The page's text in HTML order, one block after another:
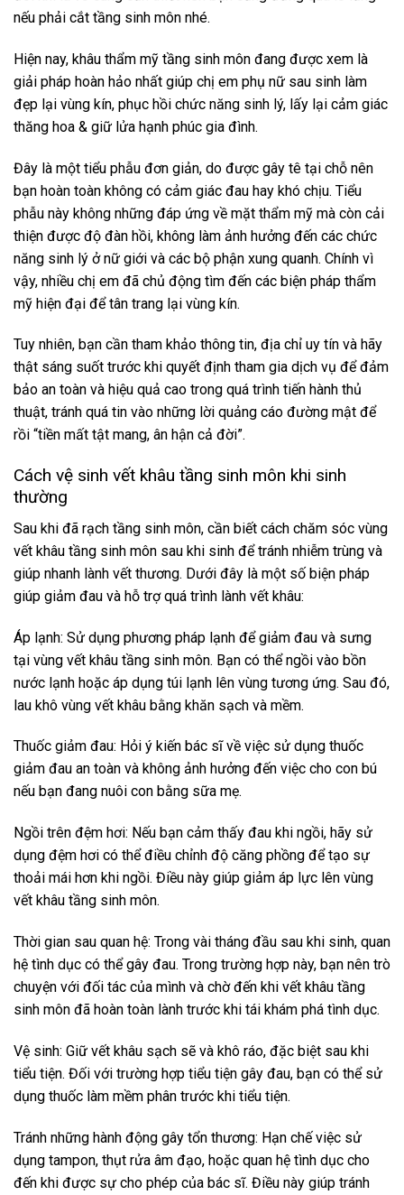
nếu phải cắt tầng sinh môn nhé.
Hiện nay, khâu thẩm mỹ tầng sinh môn đang được xem là
giải pháp hoàn hảo nhất giúp chị em phụ nữ sau sinh làm
đẹp lại vùng kín, phục hồi chức năng sinh lý, lấy lại cảm giác
thăng hoa & giữ lửa hạnh phúc gia đình.
Đây là một tiểu phẫu đơn giản, do được gây tê tại chỗ nên
bạn hoàn toàn không có cảm giác đau hay khó chịu. Tiểu
phẫu này không những đáp ứng về mặt thẩm mỹ mà còn cải
thiện được độ đàn hồi, không làm ảnh hưởng đến các chức
năng sinh lý ở nữ giới và các bộ phận xung quanh. Chính vì
vậy, nhiều chị em đã chủ động tìm đến các biện pháp thẩm
mỹ hiện đại để tân trang lại vùng kín.
Tuy nhiên, bạn cần tham khảo thông tin, địa chỉ uy tín và hãy
thật sáng suốt trước khi quyết định tham gia dịch vụ để đảm
bảo an toàn và hiệu quả cao trong quá trình tiến hành thủ
thuật, tránh quá tin vào những lời quảng cáo đường mật để
rồi “tiền mất tật mang, ân hận cả đời”.
Cách vệ sinh vết khâu tầng sinh môn khi sinh
thường
Sau khi đã rạch tầng sinh môn, cần biết cách chăm sóc vùng
vết khâu tầng sinh môn sau khi sinh để tránh nhiễm trùng và
giúp nhanh lành vết thương. Dưới đây là một số biện pháp
giúp giảm đau và hỗ trợ quá trình lành vết khâu:
Áp lạnh: Sử dụng phương pháp lạnh để giảm đau và sưng
tại vùng vết khâu tầng sinh môn. Bạn có thể ngồi vào bồn
nước lạnh hoặc áp dụng túi lạnh lên vùng tương ứng. Sau đó,
lau khô vùng vết khâu bằng khăn sạch và mềm.
Thuốc giảm đau: Hỏi ý kiến bác sĩ về việc sử dụng thuốc
giảm đau an toàn và không ảnh hưởng đến việc cho con bú
nếu bạn đang nuôi con bằng sữa mẹ.
Ngồi trên đệm hơi: Nếu bạn cảm thấy đau khi ngồi, hãy sử
dụng đệm hơi có thể điều chỉnh độ căng phồng để tạo sự
thoải mái hơn khi ngồi. Điều này giúp giảm áp lực lên vùng
vết khâu tầng sinh môn.
Thời gian sau quan hệ: Trong vài tháng đầu sau khi sinh, quan
hệ tình dục có thể gây đau. Trong trường hợp này, bạn nên trò
chuyện với đối tác của mình và chờ đến khi vết khâu tầng
sinh môn đã hoàn toàn lành trước khi tái khám phá tình dục.
Vệ sinh: Giữ vết khâu sạch sẽ và khô ráo, đặc biệt sau khi
tiểu tiện. Đối với trường hợp tiểu tiện gây đau, bạn có thể sử
dụng thuốc làm mềm phân trước khi tiểu tiện.
Tránh những hành động gây tổn thương: Hạn chế việc sử
dụng tampon, thụt rửa âm đạo, hoặc quan hệ tình dục cho
đến khi được sự cho phép của bác sĩ. Điều này giúp tránh